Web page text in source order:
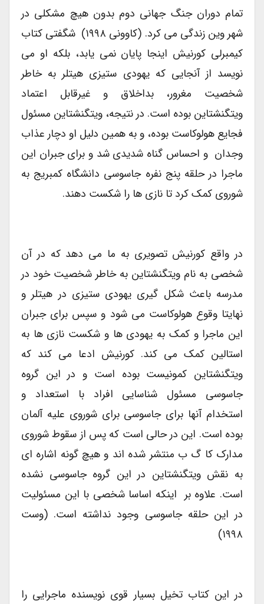
تمام دوران جنگ جهانی دوم بدون هیچ مشکلی در
شهر وین زندگی می کرد. (کاوونی ۱۹۹۸) شگفتی کتاب
کیمبرلی کورنیش اینجا پایان نمی یابد، بلکه او می
نویسد از آنجایی که یهودی ستیزی هیتلر به خاطر
شخصیت مغرور، بداخلاق و غیرقابل اعتماد
ویتگنشتاین بوده است. در نتیجه، ویتگنشتاین مسئول
فجایع هولوکاست بوده، و به همین دلیل او دچار عذاب
وجدان و احساس گناه شدیدی شد و برای جبران این
ماجرا در حلقه پنج نفره جاسوسی دانشگاه کمبریج به
شوروی کمک کرد تا نازی ها را شکست دهند.
در واقع کورنیش تصویری به ما می دهد که در آن
شخصی به نام ویتگنشتاین به خاطر شخصیت خود در
مدرسه باعث شکل گیری یهودی ستیزی در هیتلر و
نهایتا وقوع هولوکاست می شود و سپس برای جبران
این ماجرا و کمک به یهودی ها و شکست نازی ها به
استالین کمک می کند. کورنیش ادعا می کند که
ویتگنشتاین کمونیست بوده است و در این گروه
جاسوسی مسئول شناسایی افراد با استعداد و
استخدام آنها برای جاسوسی برای شوروی علیه آلمان
بوده است. این در حالی است که پس از سقوط شوروی
مدارک کا گ ب منتشر شده اند و هیچ گونه اشاره ای
به نقش ویتگنشتاین در این گروه جاسوسی نشده
است. علاوه بر اینکه اساسا شخصی با این مسئولیت
در این حلقه جاسوسی وجود نداشته است. (وست
۱۹۹۸)
در این کتاب تخیل بسیار قوی نویسنده ماجرایی را